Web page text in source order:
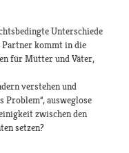
Unterschiede
Partner kommt in die
für Mütter und Väter,
verstehen und
Problem“, ausweglose
zwischen den
setzen?